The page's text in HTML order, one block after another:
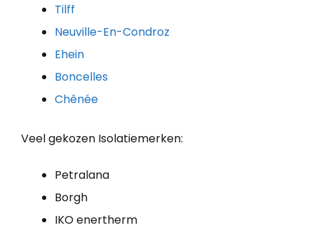
Tilff
Neuville-En-Condroz
Ehein
Boncelles
Chênée
Veel gekozen Isolatiemerken:
Petralana
Borgh
IKO enertherm